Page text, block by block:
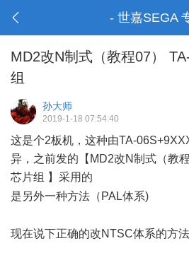
- 世嘉SEGA
MD2改N制式（教程07）
组
孙大师
2019-1-18 07:54:40
这是个2板机，这种由TA-
异，之前发的【MD2改N制式（教
芯片组 】采用的
是另外一种方法（PAL体系)
现在说下正确的改NTSC体系的方